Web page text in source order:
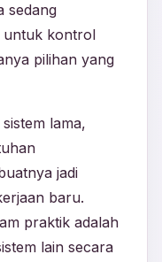
sedang
untuk kontrol
pilihan yang
lama,
jadi
baru.
praktik adalah
lain secara